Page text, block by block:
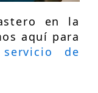
en la
aquí para
servicio de